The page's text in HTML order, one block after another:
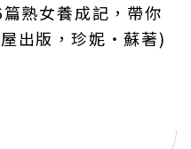
熟女養成記，帶你
出版，珍妮・蘇著)